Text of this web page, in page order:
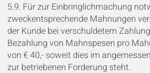
5.9. Für zur Einbringlichmachung
zweckentsprechende Mahnungen
der Kunde bei verschuldetem
Bezahlung von Mahnspesen pro
von € 40,- soweit dies im
zur betriebenen Forderung steht.